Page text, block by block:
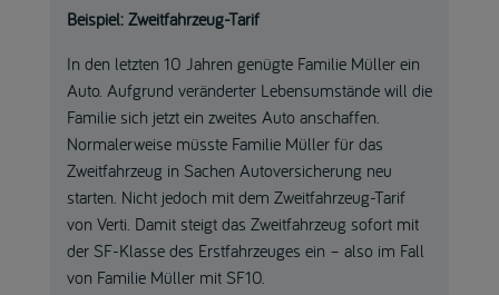
Beispiel: Zweitfahrzeug-Tarif
In den letzten 10 Jahren genügte Familie Müller ein
Auto. Aufgrund veränderter Lebensumstände will die
Familie sich jetzt ein zweites Auto anschaffen.
Normalerweise müsste Familie Müller für das
Zweitfahrzeug in Sachen Autoversicherung neu
starten. Nicht jedoch mit dem Zweitfahrzeug-Tarif
von Verti. Damit steigt das Zweitfahrzeug sofort mit
der SF-Klasse des Erstfahrzeuges ein – also im Fall
von Familie Müller mit SF10.